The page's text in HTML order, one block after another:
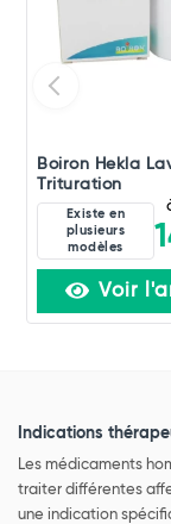
Boiron Hekla
Trituration
Existe en
plusieurs
modèles
Voir
Indications
Les médicaments
traiter différentes
une indication